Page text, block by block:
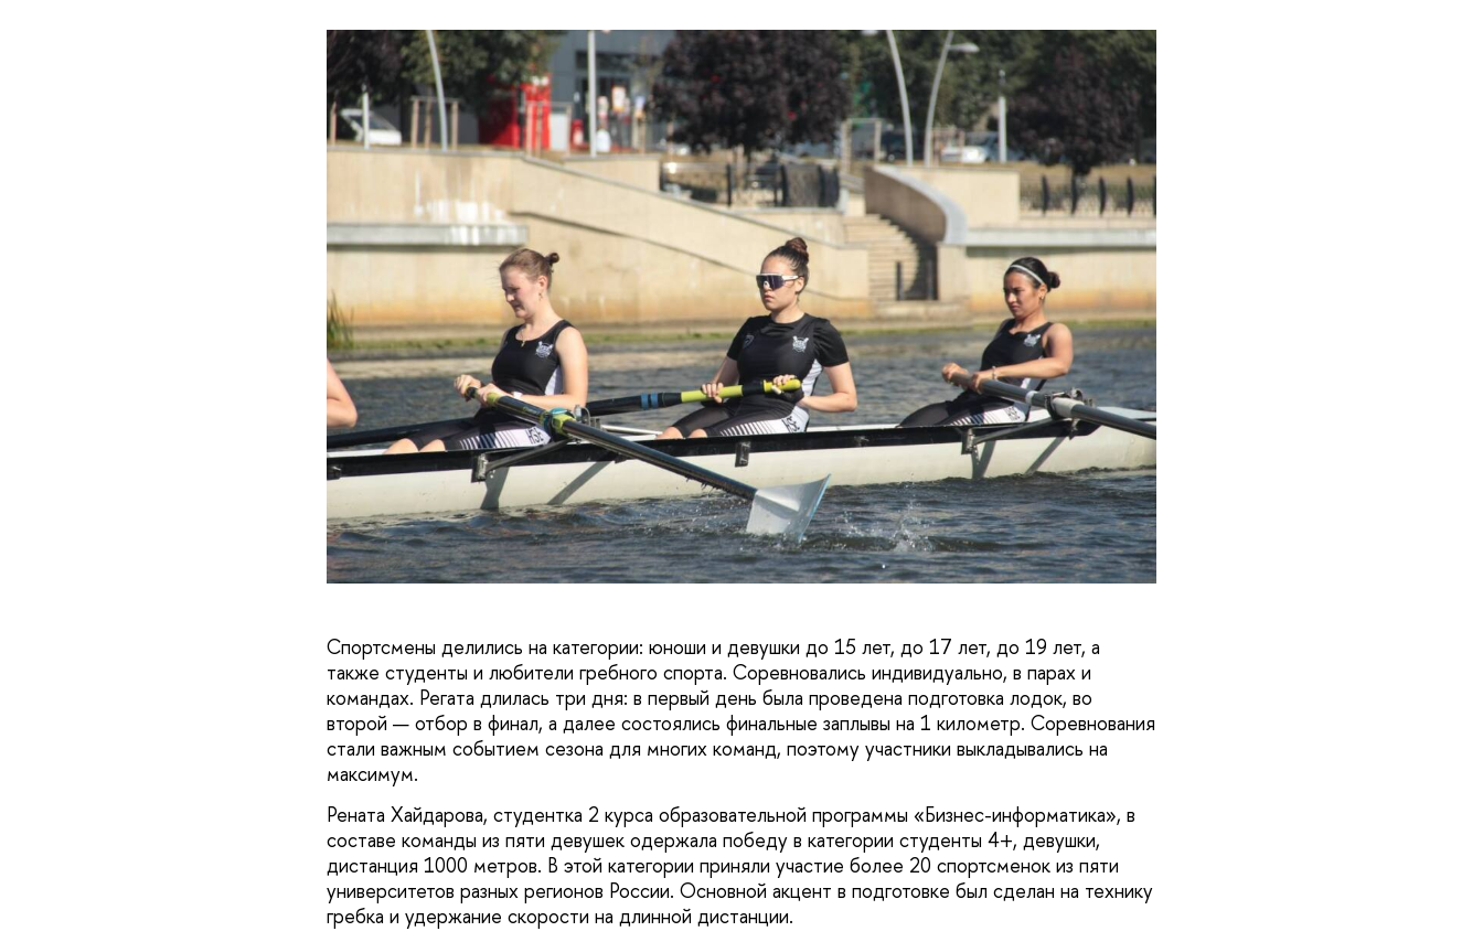
Спортсмены делились на категории: юноши и девушки до 15 лет, до 17 лет, до 19 лет, а
также студенты и любители гребного спорта. Соревновались индивидуально, в парах и
командах. Регата длилась три дня: в первый день была проведена подготовка лодок, во
второй — отбор в финал, а далее состоялись финальные заплывы на 1 километр. Соревнования
стали важным событием сезона для многих команд, поэтому участники выкладывались на
максимум.
Рената Хайдарова, студентка 2 курса образовательной программы «Бизнес-информатика», в
составе команды из пяти девушек одержала победу в категории студенты 4+, девушки,
дистанция 1000 метров. В этой категории приняли участие более 20 спортсменок из пяти
университетов разных регионов России. Основной акцент в подготовке был сделан на технику
гребка и удержание скорости на длинной дистанции.